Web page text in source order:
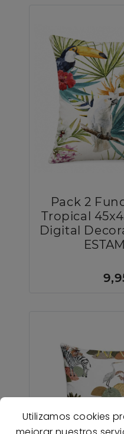
Utilizamos cookies
Pack 2
Tropical
Digital